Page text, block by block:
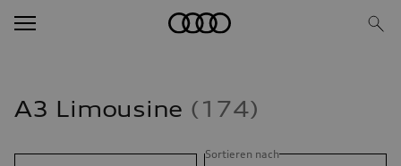
A3 Limousine 174
Sortieren nach